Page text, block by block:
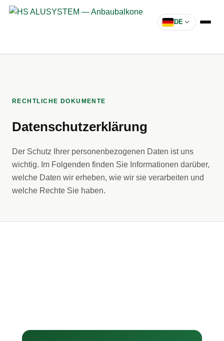
DE
RECHTLICHE DOKUMENTE
Datenschutzerklärung
Der Schutz Ihrer personenbezogenen Daten ist uns
wichtig. Im Folgenden finden Sie Informationen darüber,
welche Daten wir erheben, wie wir sie verarbeiten und
welche Rechte Sie haben.